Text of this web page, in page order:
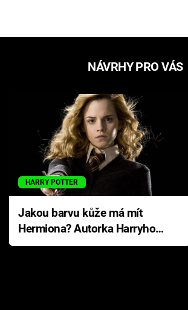
NÁVRHY PRO VÁS
HARRY POTTER
Jakou barvu kůže má mít
Hermiona? Autorka Harryho
Pottera přišla s ráznou